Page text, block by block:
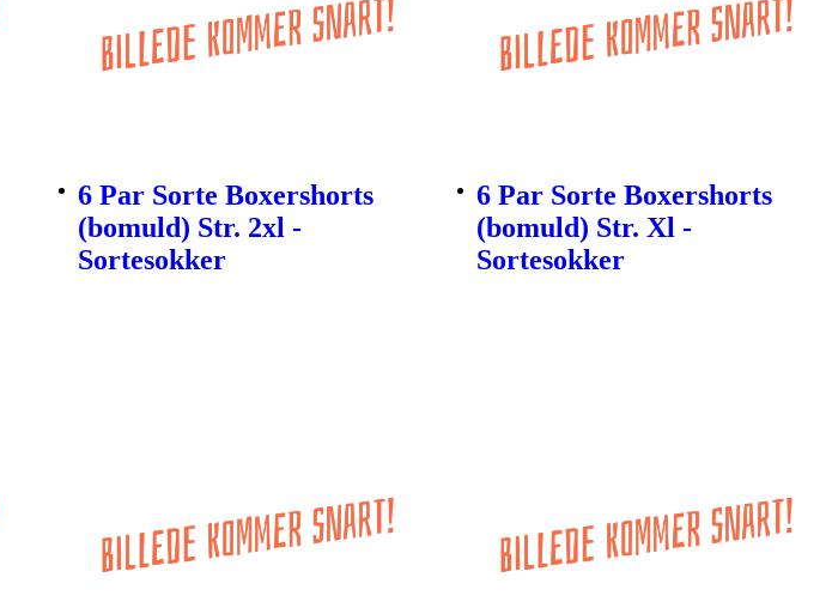
6 Par Sorte Boxershorts
(bomuld) Str. 2xl -
Sortesokker
6 Par Sorte Boxershorts
(bomuld) Str. Xl -
Sortesokker